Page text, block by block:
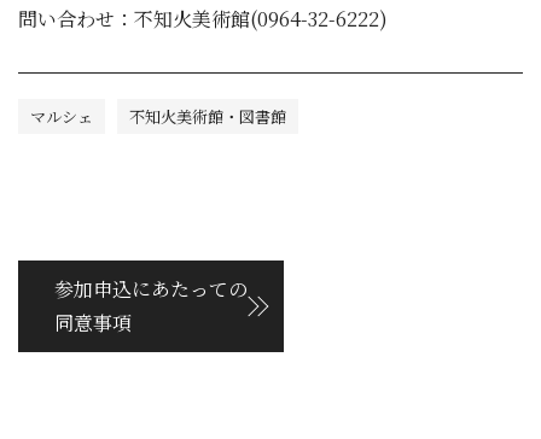
問い合わせ：不知火美術館(0964-32-6222)
マルシェ 不知火美術館・図書館
参加申込にあたっての
同意事項